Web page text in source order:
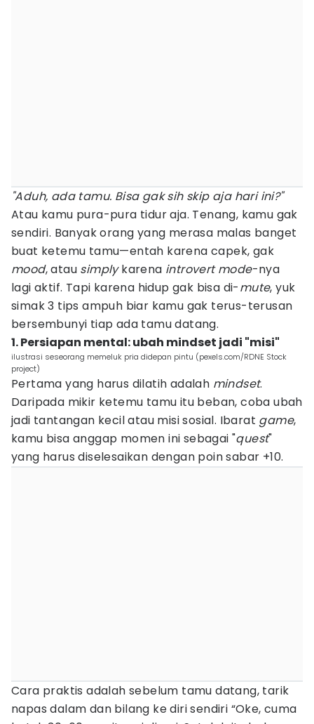
"Aduh, ada tamu. Bisa gak sih skip aja hari ini?"
Atau kamu pura-pura tidur aja. Tenang, kamu gak
sendiri. Banyak orang yang merasa malas banget
buat ketemu tamu—entah karena capek, gak
mood, atau simplykarena introvert mode-nya
lagi aktif. Tapi karena hidup gak bisa di-mute, yuk
simak 3 tips ampuh biar kamu gak terus-terusan
bersembunyi tiap ada tamu datang.
1. Persiapan mental: ubah mindset jadi "misi"
ilustrasi seseorang memeluk pria didepan pintu (pexels.com/RDNE Stock
project)
Pertama yang harus dilatih adalah mindset.
Daripada mikir ketemu tamu itu beban, coba ubah
jadi tantangan kecil atau misi sosial. Ibarat game,
kamu bisa anggap momen ini sebagai "quest"
yang harus diselesaikan dengan poin sabar +10.
Cara praktis adalah sebelum tamu datang, tarik
napas dalam dan bilang ke diri sendiri “Oke, cuma